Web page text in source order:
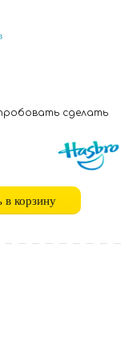
сделать
в корзину